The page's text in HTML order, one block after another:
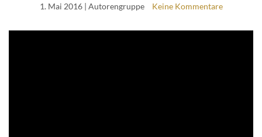
1. Mai 2016| Autorengruppe Keine Kommentare